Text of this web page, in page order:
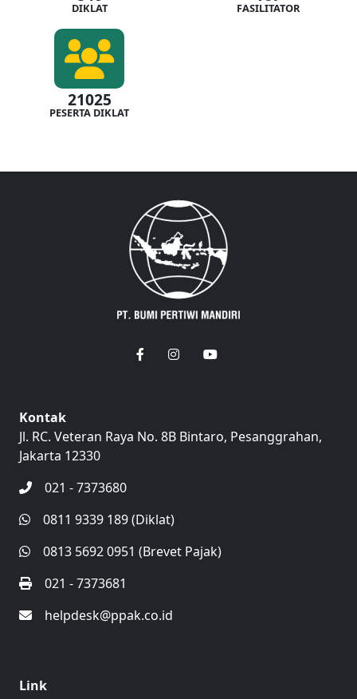
DIKLAT FASILITATOR
21025
PESERTA DIKLAT
Kontak
Jl. RC. Veteran Raya No. 8B Bintaro, Pesanggrahan,
Jakarta 12330
021 - 7373680
0811 9339 189 (Diklat)
0813 5692 0951 (Brevet Pajak)
021 - 7373681
helpdesk@ppak.co.id
Link